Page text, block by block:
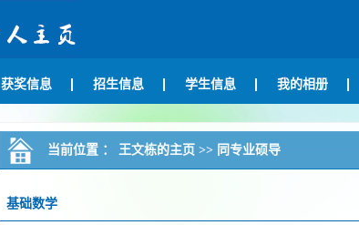
获奖信息 招生信息 学生信息 我的相册
当前位置 ： 王文栋的主页 >> 同专业硕导
基础数学